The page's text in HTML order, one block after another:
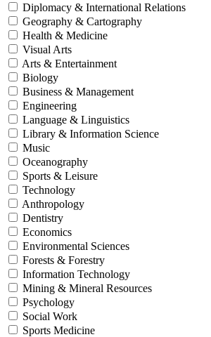
Diplomacy & International Relations
Geography & Cartography
Health & Medicine
Visual Arts
Arts & Entertainment
Biology
Business & Management
Engineering
Language & Linguistics
Library & Information Science
Music
Oceanography
Sports & Leisure
Technology
Anthropology
Dentistry
Economics
Environmental Sciences
Forests & Forestry
Information Technology
Mining & Mineral Resources
Psychology
Social Work
Sports Medicine